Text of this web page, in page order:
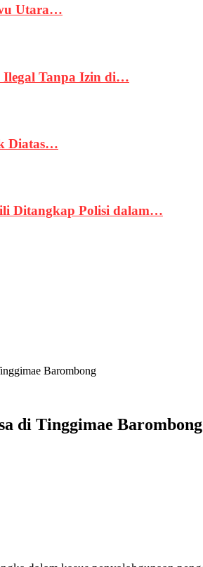
Utara…
Ilegal Tanpa Izin di…
Diatas…
Ditangkap Polisi dalam…
Barombong
di Tinggimae Barombong